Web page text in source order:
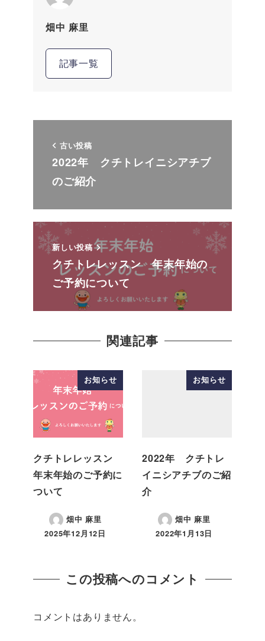
畑中 麻里
記事一覧
古い投稿
2022年 クチトレイニシアチブ
のご紹介
新しい投稿
クチトレレッスン 年末年始の
ご予約について
関連記事
お知らせ
クチトレレッスン
年末年始のご予約に
ついて
畑中 麻里
2025年12月12日
お知らせ
2022年 クチトレ
イニシアチブのご紹
介
畑中 麻里
2022年1月13日
この投稿へのコメント
コメントはありません。